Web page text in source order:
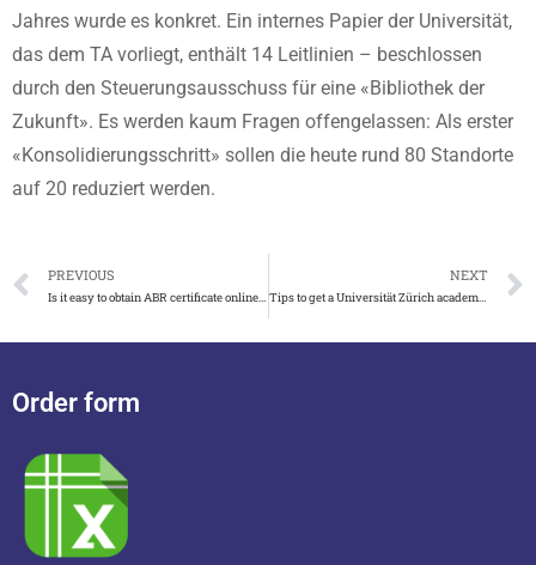
Jahres wurde es konkret. Ein internes Papier der Universität,
das dem TA vorliegt, enthält 14 Leitlinien – beschlossen
durch den Steuerungsausschuss für eine «Bibliothek der
Zukunft». Es werden kaum Fragen offengelassen: Als erster
«Konsolidierungsschritt» sollen die heute rund 80 Standorte
auf 20 reduziert werden.
PREVIOUS
Is it easy to obtain ABR certificate online in USA
NEXT
Tips to get a Universität Zürich academic record in 7 days
Order form